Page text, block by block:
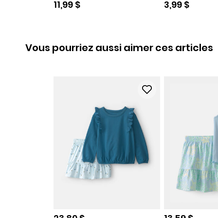
Prix de solde
11,99 $ Prix de solde
3,99 $
Vous pourriez aussi aimer ces articles